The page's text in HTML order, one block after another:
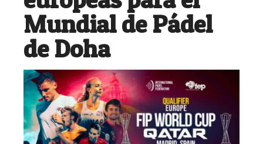
Mundial de Pádel
de Doha